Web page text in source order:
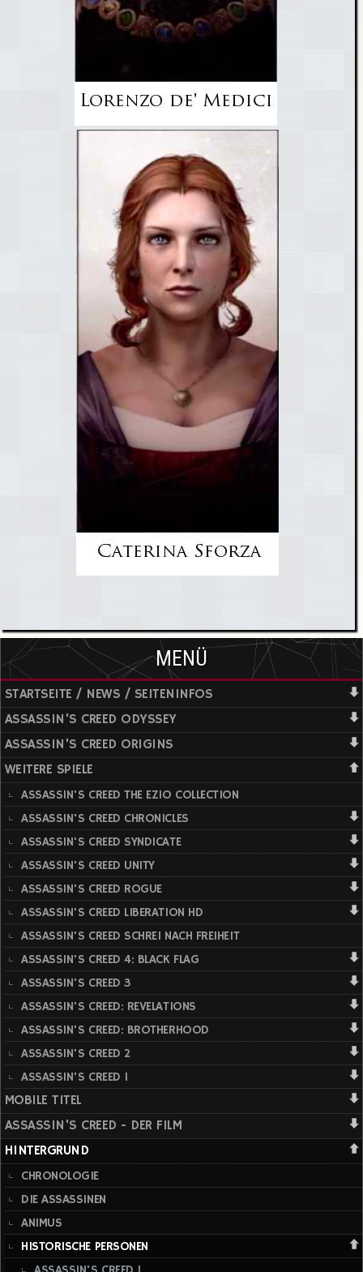
MENÜ
STARTSEITE / NEWS / SEITENINFOS
ASSASSIN'S CREED ODYSSEY
ASSASSIN'S CREED ORIGINS
WEITERE SPIELE
ASSASSIN'S CREED THE EZIO COLLECTION
ASSASSIN'S CREED CHRONICLES
ASSASSIN'S CREED SYNDICATE
ASSASSIN'S CREED UNITY
ASSASSIN'S CREED ROGUE
ASSASSIN'S CREED LIBERATION HD
ASSASSIN'S CREED SCHREI NACH FREIHEIT
ASSASSIN'S CREED 4: BLACK FLAG
ASSASSIN'S CREED 3
ASSASSIN'S CREED: REVELATIONS
ASSASSIN'S CREED: BROTHERHOOD
ASSASSIN'S CREED 2
ASSASSIN'S CREED 1
MOBILE TITEL
ASSASSIN'S CREED - DER FILM
HINTERGRUND
CHRONOLOGIE
DIE ASSASSINEN
ANIMUS
HISTORISCHE PERSONEN